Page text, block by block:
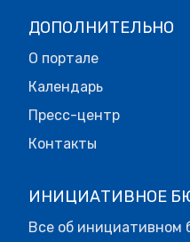
ДОПОЛНИТЕЛЬНО
О портале
Календарь
Пресс-центр
Контакты
ИНИЦИАТИВНОЕ
Все об инициативном